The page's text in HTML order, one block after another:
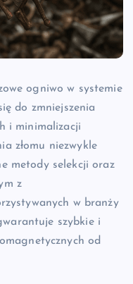
ogniwo w systemie
do zmniejszenia
i minimalizacji
złomu niezwykle
metody selekcji oraz
z
w branży
szybkie i
od